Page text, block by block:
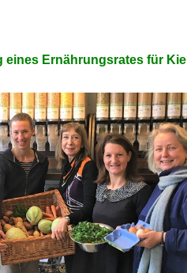
eines Ernährungsrates für Kiel